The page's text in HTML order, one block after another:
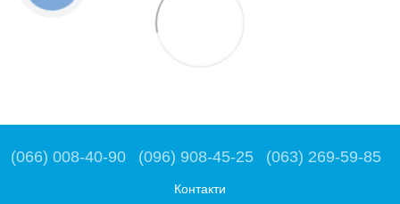
(066) 008-40-90 (096) 908-45-25 (063) 269-59-85
Контакти